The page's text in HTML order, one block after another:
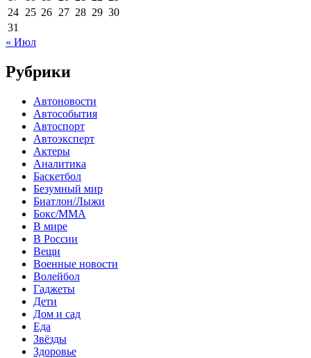
24 25 26 27 28 29 30
31
« Июл
Рубрики
Автоновости
Автособытия
Автоспорт
Автоэксперт
Актеры
Аналитика
Баскетбол
Безумный мир
Биатлон/Лыжи
Бокс/MMA
В мире
В России
Вещи
Военные новости
Волейбол
Гаджеты
Дети
Дом и сад
Еда
Звёзды
Здоровье